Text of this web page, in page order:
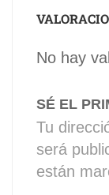
No hay
SÉ EL
Tu
será
están